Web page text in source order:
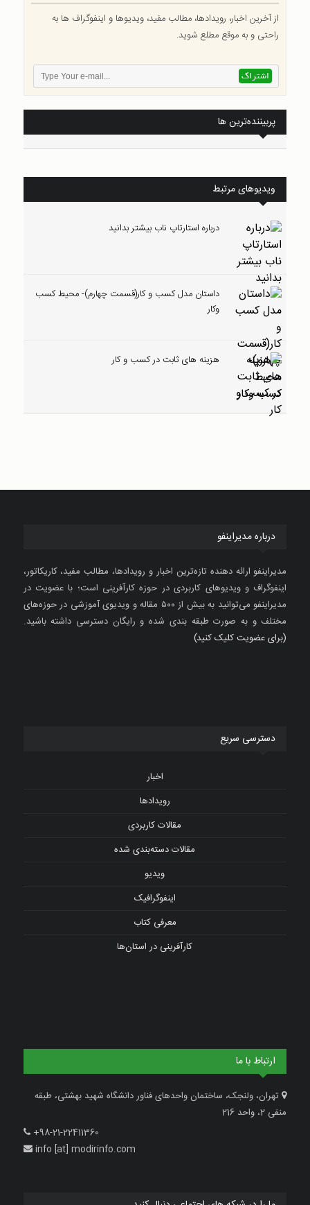
از آخرین اخبار، رویدادها، مطالب مفید، ویدیوها و اینفوگراف ها به
راحتی و به موقع مطلع شوید.
پربیننده‌ترین ها
ویدیوهای مرتبط
درباره استارتاپ ناب بیشتر بدانید
داستان مدل کسب و کار(قسمت چهارم)- محیط کسب
وکار
هزینه های ثابت در کسب و کار
درباره مدیراینفو
مدیراینفو ارائه دهنده تازه‌ترین اخبار و رویدادها، مطالب مفید، کاریکاتور،
اینفوگراف و ویدیوهای کاربردی در حوزه کارآفرینی است؛ با عضویت در
مدیراینفو می‌توانید به بیش از ۵۰۰ مقاله و ویدیوی آموزشی در حوزه‌های
مختلف و به صورت طبقه بندی شده و رایگان دسترسی داشته باشید.
(برای عضویت کلیک کنید)
دسترسی سریع
اخبار
رویدادها
مقالات کاربردی
مقالات دسته‌بندی شده
ویدیو
اینفوگرافیک
معرفی کتاب
کارآفرینی در استان‌ها
ارتباط با ما
تهران، ولنجک، ساختمان واحدهای فناور دانشگاه شهید بهشتی، طبقه
منفی 2، واحد 216
+98-21-22411360
info [at] modirinfo.com